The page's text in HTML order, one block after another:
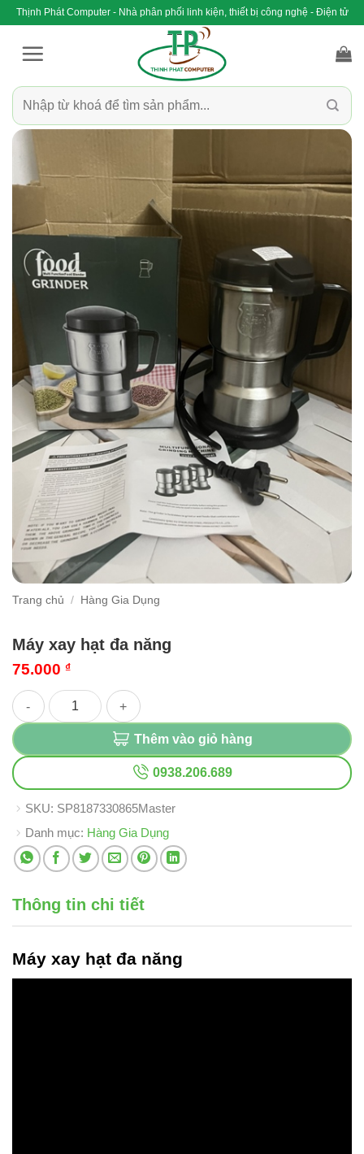
qua
Thịnh Phát Computer - Nhà phân phối linh kiện, thiết bị công nghệ - Điện tử
Tìm
kiếm:
Trang chủ / Hàng Gia Dụng
Máy xay hạt đa năng
75.000 ₫
Máy xay hạt đa năng số lượng
Thêm vào giỏ hàng
0938.206.689
SKU: SP8187330865Master
Danh mục: Hàng Gia Dụng
Thông tin chi tiết
Máy xay hạt đa năng